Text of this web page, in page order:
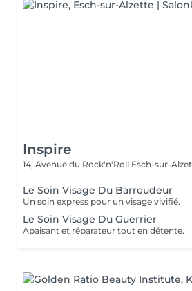
Inspire
14, Avenue du Rock'n'Roll Esch-sur-
Le Soin Visage Du Barroudeur
Un soin express pour un visage vivifié.
Le Soin Visage Du Guerrier
Apaisant et réparateur tout en détente.